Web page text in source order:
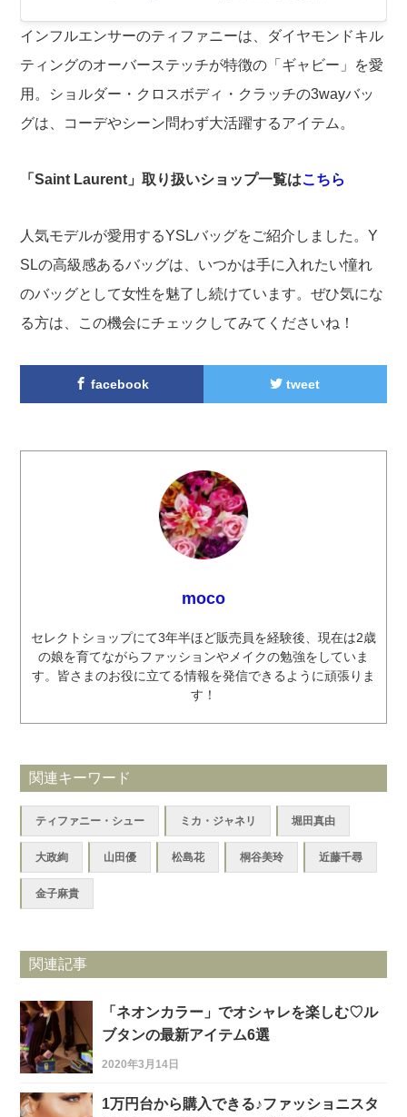
インフルエンサーのティファニーは、ダイヤモンドキル
ティングのオーバーステッチが特徴の「ギャビー」を愛
用。ショルダー・クロスボディ・クラッチの3wayバッ
グは、コーデやシーン問わず大活躍するアイテム。
「Saint Laurent」取り扱いショップ一覧はこちら
人気モデルが愛用するYSLバッグをご紹介しました。Y
SLの高級感あるバッグは、いつかは手に入れたい憧れ
のバッグとして女性を魅了し続けています。ぜひ気にな
る方は、この機会にチェックしてみてくださいね！
facebook tweet
moco
セレクトショップにて3年半ほど販売員を経験後、現在は2歳
の娘を育てながらファッションやメイクの勉強をしていま
す。皆さまのお役に立てる情報を発信できるように頑張りま
す！
関連キーワード
ティファニー・シュー ミカ・ジャネリ 堀田真由
大政絢 山田優 松島花 桐谷美玲 近藤千尋
金子麻貴
関連記事
「ネオンカラー」でオシャレを楽しむ♡ル
ブタンの最新アイテム6選
2020年3月14日
1万円台から購入できる♪ファッショニスタ